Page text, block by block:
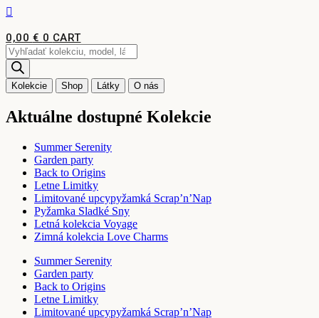
Preskočiť
obsah
0,00 € 0 CART
Products
search
Kolekcie Shop Látky O nás
Aktuálne dostupné Kolekcie
Summer Serenity
Garden party
Back to Origins
Letne Limitky
Limitované upcypyžamká Scrap’n’Nap
Pyžamka Sladké Sny
Letná kolekcia Voyage
Zimná kolekcia Love Charms
Summer Serenity
Garden party
Back to Origins
Letne Limitky
Limitované upcypyžamká Scrap’n’Nap